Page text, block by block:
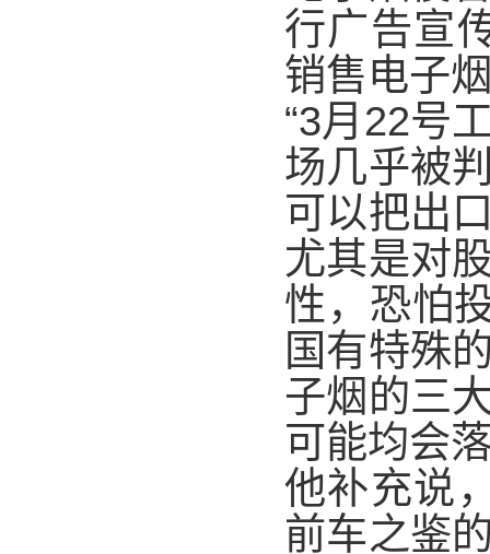
行广告宣
销售电子
“3月22号
场几乎被
可以把出
尤其是对
性，恐怕
国有特殊
子烟的三
可能均会
他补充说
前车之鉴